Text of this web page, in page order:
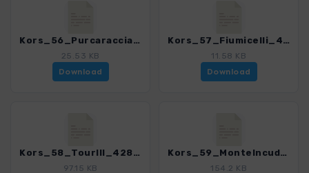
Kors_56_Purcaraccia_4280_18.gpx
25.53 KB
Download
Kors_57_Fiumicelli_4280_18.gpx
11.58 KB
Download
Kors_58_TourIII_4280_18.gpx
97.15 KB
Kors_59_MonteIncudine_4280_18.gpx
154.2 KB